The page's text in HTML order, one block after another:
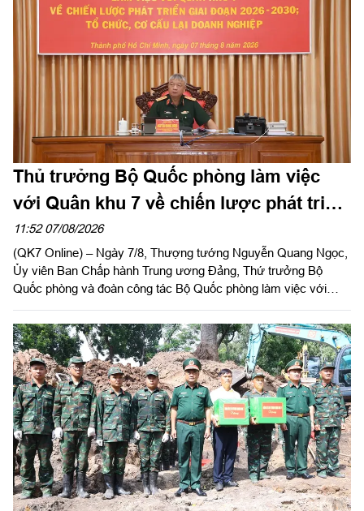
Thủ trưởng Bộ Quốc phòng làm việc
với Quân khu 7 về chiến lược phát triển
giai đoạn 2026 – 2030, tổ chức, cơ cấu
lại doanh nghiệp
11:52 07/08/2026
(QK7 Online) – Ngày 7/8, Thượng tướng Nguyễn Quang Ngọc,
Ủy viên Ban Chấp hành Trung ương Đảng, Thứ trưởng Bộ
Quốc phòng và đoàn công tác Bộ Quốc phòng làm việc với
chức cơ cấu lại doanh nghiệp. Thiếu tướng Đặng Văn Lẫm, Ủy
viên Thường vụ Đảng ủy, Phó Tư lệnh Quân khu tiếp đoàn.